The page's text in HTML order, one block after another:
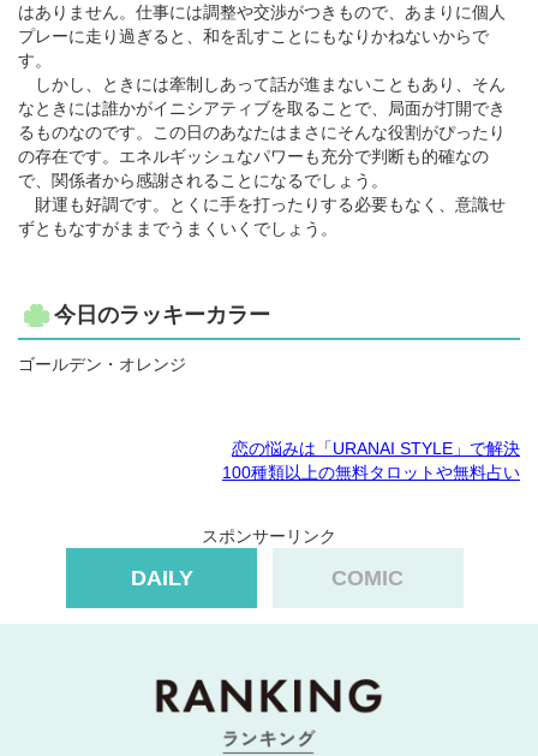
はありません。仕事には調整や交渉がつきもので、あまりに個人
プレーに走り過ぎると、和を乱すことにもなりかねないからで
す。
しかし、ときには牽制しあって話が進まないこともあり、そん
なときには誰かがイニシアティブを取ることで、局面が打開でき
るものなのです。この日のあなたはまさにそんな役割がぴったり
の存在です。エネルギッシュなパワーも充分で判断も的確なの
で、関係者から感謝されることになるでしょう。
財運も好調です。とくに手を打ったりする必要もなく、意識せ
ずともなすがままでうまくいくでしょう。
今日のラッキーカラー
ゴールデン・オレンジ
恋の悩みは「URANAI STYLE」で解決
100種類以上の無料タロットや無料占い
スポンサーリンク
DAILY COMIC